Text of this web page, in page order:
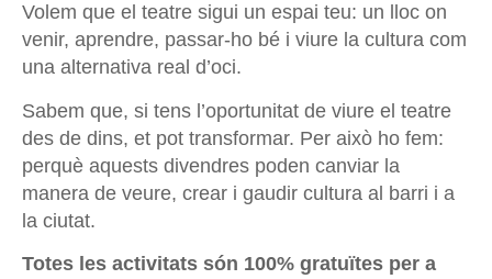
Volem que el teatre sigui un espai teu: un lloc on
venir, aprendre, passar-ho bé i viure la cultura com
una alternativa real d’oci.
Sabem que, si tens l’oportunitat de viure el teatre
des de dins, et pot transformar. Per això ho fem:
perquè aquests divendres poden canviar la
manera de veure, crear i gaudir cultura al barri i a
la ciutat.
Totes les activitats són 100% gratuïtes per a